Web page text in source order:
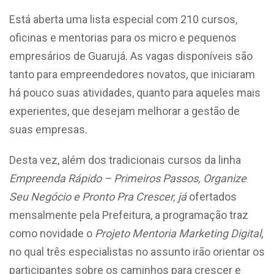
Está aberta uma lista especial com 210 cursos,
oficinas e mentorias para os micro e pequenos
empresários de Guarujá. As vagas disponíveis são
tanto para empreendedores novatos, que iniciaram
há pouco suas atividades, quanto para aqueles mais
experientes, que desejam melhorar a gestão de
suas empresas.
Desta vez, além dos tradicionais cursos da linha
Empreenda Rápido – Primeiros Passos, Organize
Seu Negócio e Pronto Pra Crescer, jáofertados
mensalmente pela Prefeitura, a programação traz
como novidade o Projeto Mentoria Marketing Digital,
no qual três especialistas no assunto irão orientar os
participantes sobre os caminhos para crescer e